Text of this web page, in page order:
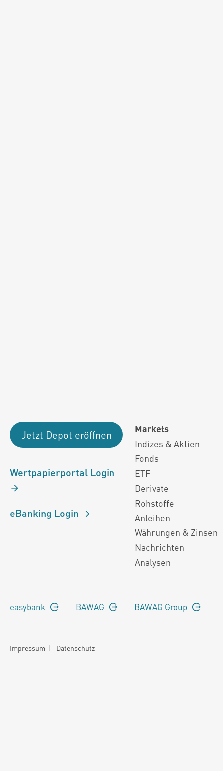
Jetzt Depot eröffnen
Wertpapierportal Login
eBanking Login
Markets
Indizes & Aktien
Fonds
ETF
Derivate
Rohstoffe
Anleihen
Währungen & Zinsen
Nachrichten
Analysen
easybank BAWAG BAWAG Group
Impressum | Datenschutz